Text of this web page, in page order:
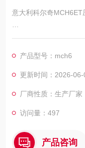
意大利科尔奇MCH6ET
意大利科尔奇MCH6/
机，充填泵，空气呼
供解决方案，为您提
产品型号：mch6
更新时间：2026-06-
厂商性质：生产厂家
访问量：497
产品咨询